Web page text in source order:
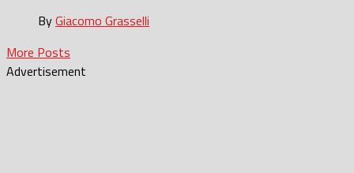
ByGiacomo Grasselli
More Posts
Advertisement